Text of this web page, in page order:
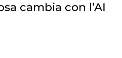
cambia con l’AI